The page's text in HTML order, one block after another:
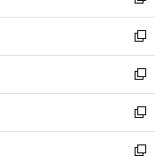
開
く
ウ
で
開
く
ウ
ィ
ン
ド
ウ
で
開
く
し
い
ウ
ィ
ン
ド
ウ
で
新
し
い
ウ
ィ
ン
ド
新
し
い
ウ
ィ
新
し